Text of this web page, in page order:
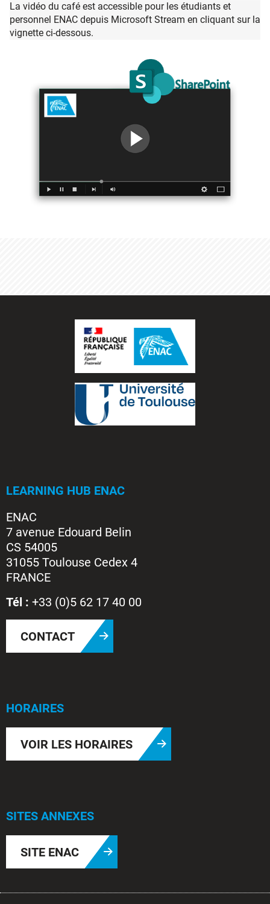
La vidéo du café est accessible pour les étudiants et
personnel ENAC depuis Microsoft Stream en cliquant sur la
vignette ci-dessous.
LEARNING HUB ENAC
ENAC
7 avenue Edouard Belin
CS 54005
31055 Toulouse Cedex 4
FRANCE
Tél : +33 (0)5 62 17 40 00
CONTACT
HORAIRES
VOIR LES HORAIRES
SITES ANNEXES
SITE ENAC